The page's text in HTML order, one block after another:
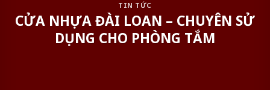
TIN TỨC
CỬA NHỰA ĐÀI LOAN – CHUYÊN SỬ
DỤNG CHO PHÒNG TẮM